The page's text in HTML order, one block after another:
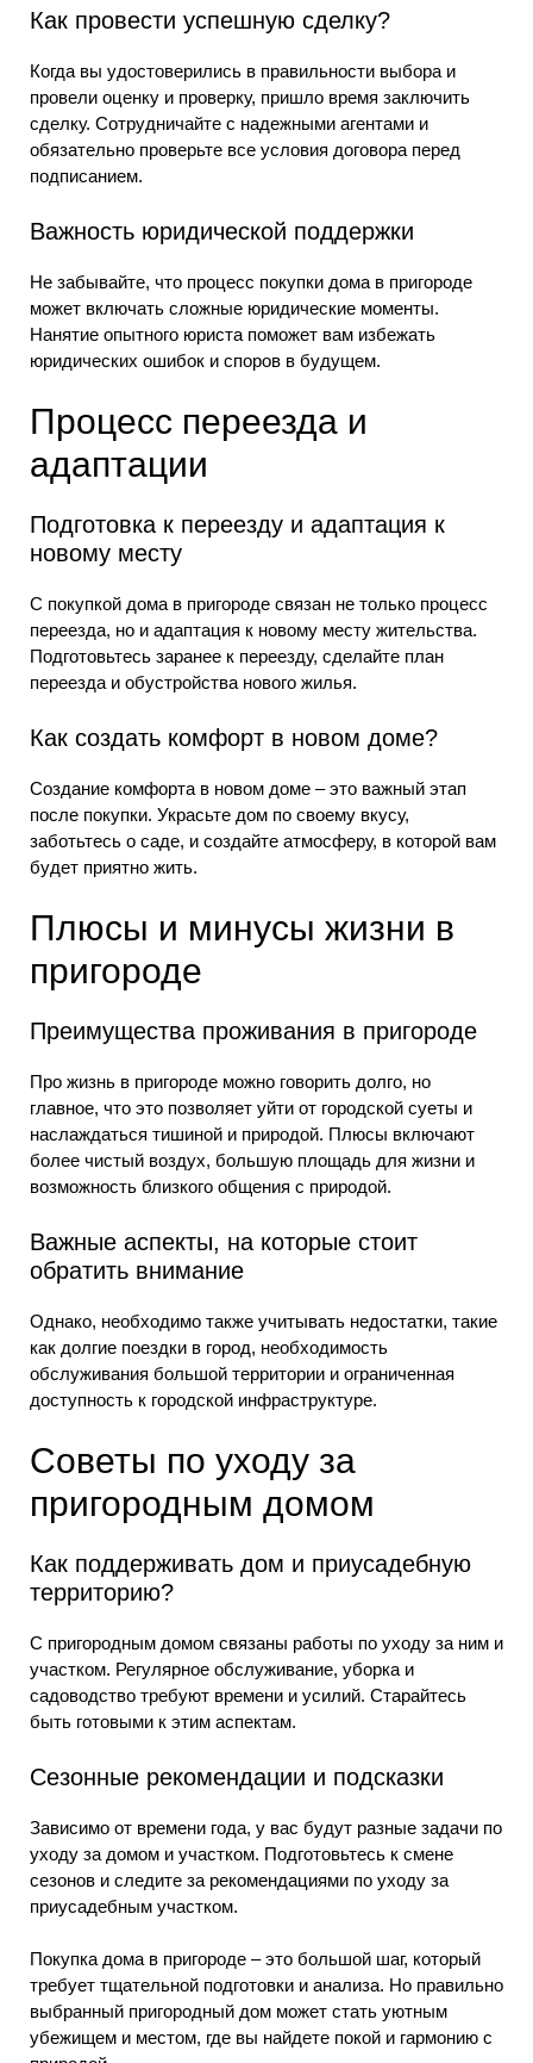
Как провести успешную сделку?
Когда вы удостоверились в правильности выбора и
провели оценку и проверку, пришло время заключить
сделку. Сотрудничайте с надежными агентами и
обязательно проверьте все условия договора перед
подписанием.
Важность юридической поддержки
Не забывайте, что процесс покупки дома в пригороде
может включать сложные юридические моменты.
Нанятие опытного юриста поможет вам избежать
юридических ошибок и споров в будущем.
Процесс переезда и
адаптации
Подготовка к переезду и адаптация к
новому месту
С покупкой дома в пригороде связан не только процесс
переезда, но и адаптация к новому месту жительства.
Подготовьтесь заранее к переезду, сделайте план
переезда и обустройства нового жилья.
Как создать комфорт в новом доме?
Создание комфорта в новом доме – это важный этап
после покупки. Украсьте дом по своему вкусу,
заботьтесь о саде, и создайте атмосферу, в которой вам
будет приятно жить.
Плюсы и минусы жизни в
пригороде
Преимущества проживания в пригороде
Про жизнь в пригороде можно говорить долго, но
главное, что это позволяет уйти от городской суеты и
наслаждаться тишиной и природой. Плюсы включают
более чистый воздух, большую площадь для жизни и
возможность близкого общения с природой.
Важные аспекты, на которые стоит
обратить внимание
Однако, необходимо также учитывать недостатки, такие
как долгие поездки в город, необходимость
обслуживания большой территории и ограниченная
доступность к городской инфраструктуре.
Советы по уходу за
пригородным домом
Как поддерживать дом и приусадебную
территорию?
С пригородным домом связаны работы по уходу за ним и
участком. Регулярное обслуживание, уборка и
садоводство требуют времени и усилий. Старайтесь
быть готовыми к этим аспектам.
Сезонные рекомендации и подсказки
Зависимо от времени года, у вас будут разные задачи по
уходу за домом и участком. Подготовьтесь к смене
сезонов и следите за рекомендациями по уходу за
приусадебным участком.
Покупка дома в пригороде – это большой шаг, который
требует тщательной подготовки и анализа. Но правильно
выбранный пригородный дом может стать уютным
убежищем и местом, где вы найдете покой и гармонию с